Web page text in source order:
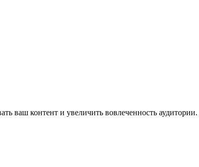
ваш контент и увеличить вовлеченность аудитории.